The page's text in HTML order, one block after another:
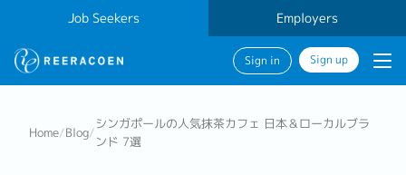
Job Seekers Employers
Sign in Sign up
Home/Blog/
シンガポールの人気抹茶カフェ 日本＆ローカルブラ
ンド 7選